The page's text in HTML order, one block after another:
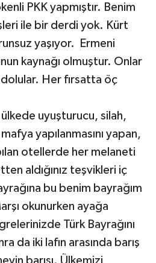
PKK yapmıştır. Benim
ile bir derdi yok. Kürt
yaşıyor. Ermeni
kaynağı olmuştur. Onlar
Her fırsatta öç
ülkede uyuşturucu, silah,
yapılanmasını yapan,
otellerde her melaneti
aldığınız teşvikleri iç
bu benim bayrağım
okunurken ayağa
Türk Bayrağını
da iki lafın arasında barış
barışı. Ülkemizi